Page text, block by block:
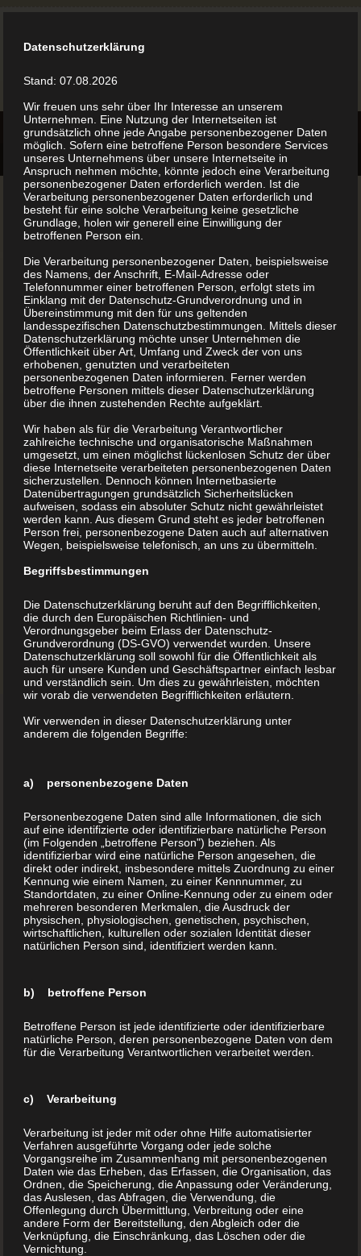
Videoberatung zu
Buchbindearten &
Veredelungen
Hardeggasse 69, Top 21
1220 Wien
Österreich
Telefon:+43 1 283 9999
Internet:www.BuchDrucker.at
Home
Aktion
Hardcover Buch
Softcover Buch
Kleine Auflage drucken
Print on Demand
Veredelung
FAQ´s
Buchladen
Datenschutzerklärung
Stand: 07.08.2026
Wir freuen uns sehr über Ihr Interesse an unserem
Unternehmen. Eine Nutzung der Internetseiten ist
grundsätzlich ohne jede Angabe personenbezogener Daten
möglich. Sofern eine betroffene Person besondere Services
unseres Unternehmens über unsere Internetseite in
Anspruch nehmen möchte, könnte jedoch eine Verarbeitung
personenbezogener Daten erforderlich werden. Ist die
Verarbeitung personenbezogener Daten erforderlich und
besteht für eine solche Verarbeitung keine gesetzliche
Grundlage, holen wir generell eine Einwilligung der
betroffenen Person ein.
Die Verarbeitung personenbezogener Daten, beispielsweise
des Namens, der Anschrift, E-Mail-Adresse oder
Telefonnummer einer betroffenen Person, erfolgt stets im
Einklang mit der Datenschutz-Grundverordnung und in
Übereinstimmung mit den für uns geltenden
landesspezifischen Datenschutzbestimmungen. Mittels dieser
Datenschutzerklärung möchte unser Unternehmen die
Öffentlichkeit über Art, Umfang und Zweck der von uns
erhobenen, genutzten und verarbeiteten
personenbezogenen Daten informieren. Ferner werden
betroffene Personen mittels dieser Datenschutzerklärung
über die ihnen zustehenden Rechte aufgeklärt.
Wir haben als für die Verarbeitung Verantwortlicher
zahlreiche technische und organisatorische Maßnahmen
umgesetzt, um einen möglichst lückenlosen Schutz der über
diese Internetseite verarbeiteten personenbezogenen Daten
sicherzustellen. Dennoch können Internetbasierte
Datenübertragungen grundsätzlich Sicherheitslücken
aufweisen, sodass ein absoluter Schutz nicht gewährleistet
werden kann. Aus diesem Grund steht es jeder betroffenen
Person frei, personenbezogene Daten auch auf alternativen
Wegen, beispielsweise telefonisch, an uns zu übermitteln.
Begriffsbestimmungen
Die Datenschutzerklärung beruht auf den Begrifflichkeiten,
die durch den Europäischen Richtlinien- und
Verordnungsgeber beim Erlass der Datenschutz-
Grundverordnung (DS-GVO) verwendet wurden. Unsere
Datenschutzerklärung soll sowohl für die Öffentlichkeit als
auch für unsere Kunden und Geschäftspartner einfach lesbar
und verständlich sein. Um dies zu gewährleisten, möchten
wir vorab die verwendeten Begrifflichkeiten erläutern.
Wir verwenden in dieser Datenschutzerklärung unter
anderem die folgenden Begriffe:
a) personenbezogene Daten
Personenbezogene Daten sind alle Informationen, die sich
auf eine identifizierte oder identifizierbare natürliche Person
(im Folgenden „betroffene Person") beziehen. Als
identifizierbar wird eine natürliche Person angesehen, die
direkt oder indirekt, insbesondere mittels Zuordnung zu einer
Kennung wie einem Namen, zu einer Kennnummer, zu
Standortdaten, zu einer Online-Kennung oder zu einem oder
mehreren besonderen Merkmalen, die Ausdruck der
physischen, physiologischen, genetischen, psychischen,
wirtschaftlichen, kulturellen oder sozialen Identität dieser
natürlichen Person sind, identifiziert werden kann.
b) betroffene Person
Betroffene Person ist jede identifizierte oder identifizierbare
natürliche Person, deren personenbezogene Daten von dem
für die Verarbeitung Verantwortlichen verarbeitet werden.
c) Verarbeitung
Verarbeitung ist jeder mit oder ohne Hilfe automatisierter
Verfahren ausgeführte Vorgang oder jede solche
Vorgangsreihe im Zusammenhang mit personenbezogenen
Daten wie das Erheben, das Erfassen, die Organisation, das
Ordnen, die Speicherung, die Anpassung oder Veränderung,
das Auslesen, das Abfragen, die Verwendung, die
Offenlegung durch Übermittlung, Verbreitung oder eine
andere Form der Bereitstellung, den Abgleich oder die
Verknüpfung, die Einschränkung, das Löschen oder die
Vernichtung.